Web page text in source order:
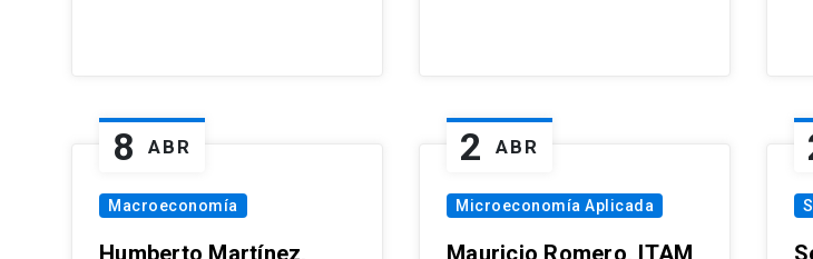
8 ABR
Macroeconomía
2 ABR
Microeconomía Aplicada